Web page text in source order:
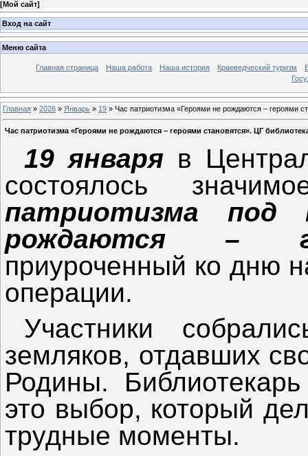
[Мой сайт]
Вход на сайт
Меню сайта
Главная страница Наша работа Наша история Краеведческий туризм
Главная » 2026 » Январь » 19 » Час патриотизма «Героями не рождаются – героями
Час патриотизма «Героями не рождаются – героями становятся». ЦГ
19 января в
состоялось
патриотизма под
рождаются –
приуроченный ко дню
операции.
Участники
земляков, отдавших
Родины.
это выбор, который
трудные моменты.